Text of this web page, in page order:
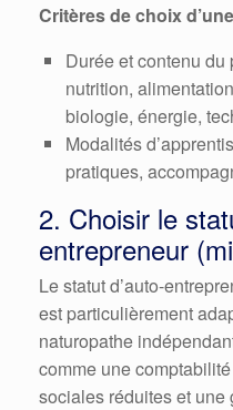
Critères de choix
Durée et contenu
nutrition,
biologie, énergie,
Modalités
pratiques,
2. Choisir le
entrepreneur
Le statut d’auto-
est particulièrement
naturopathe
comme une
sociales réduites et une